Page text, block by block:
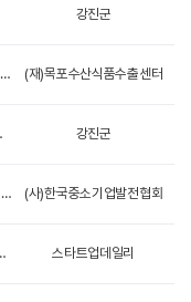
강진군
(재)목포수산식품수출센터
강진군
(사)한국중소기업발전협회
스타트업데일리